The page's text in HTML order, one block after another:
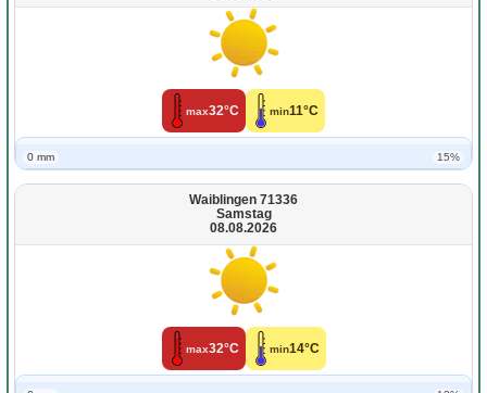
max32°C min11°C
0 mm 15%
Waiblingen 71336
Samstag
08.08.2026
max32°C min14°C